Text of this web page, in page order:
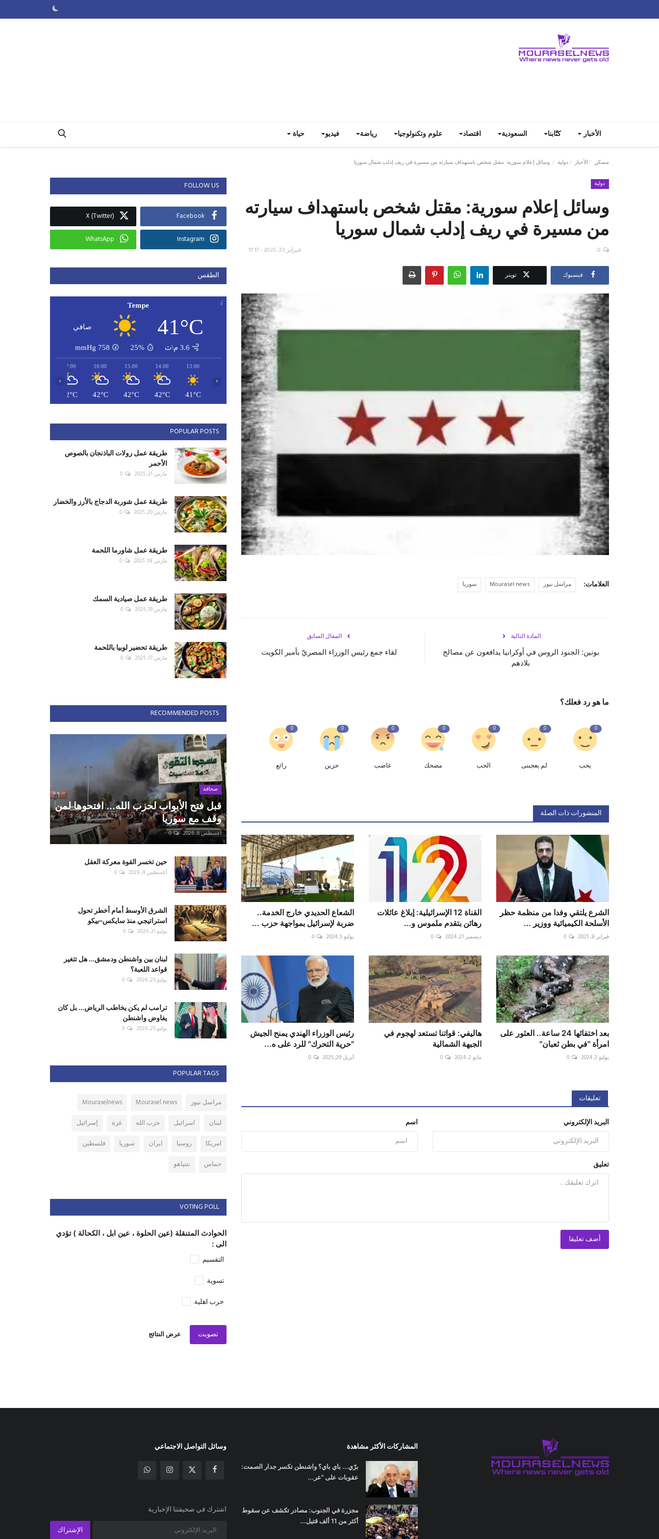
الأخبار كتّابنا السعودية اقتصاد علوم وتكنولوجيا رياضة فيديو حياة
مسكن الأخبار دولية وسائل إعلام سورية: مقتل شخص باستهداف سيارته من مسيرة في ريف ‎إدلب شمال ‎سوريا
دولية
وسائل إعلام سورية: مقتل شخص باستهداف سيارته
من مسيرة في ريف ‎إدلب شمال ‎سوريا
فبراير 23, 2025 - 17:17 0
فيسبوك تويتر
العلامات: مراسل نيوز Mourasel news سوريا
المقال السابق
لقاء جمع رئيس الوزراء المصريّ بأمير الكويت
المادة التالية
بوتين: الجنود الروس في أوكرانيا يدافعون عن مصالح
بلادهم
ما هو رد فعلك؟
0
يحب
0
لم يعجبنى
0
الحب
0
مضحك
0
غاضب
0
حزين
0
رائع
المنشورات ذات الصلة
الشرع يلتقي وفدا من منظمة حظر
الأسلحة الكيميائية ووزير ...
فبراير 8, 2025 0
القناة 12 الإسرائيلية: إبلاغ عائلات
رهائن بتقدم ملموس و...
ديسمبر 21, 2024 0
الشعاع الحديدي خارج الخدمة..
ضربة لإسرائيل بمواجهة حزب ...
يوليو 5, 2024 0
بعد اختفائها 24 ساعة.. العثور على
امرأة "في بطن ثعبان"
يوليو 3, 2024 0
هاليفي: قواتنا تستعد لهجوم في
الجبهة الشمالية
مايو 2, 2024 0
رئيس الوزراء الهندي يمنح الجيش
"حرية التحرك" للرد على ه...
أبريل 29, 2025 0
تعليقات
اسم البريد الإلكتروني
تعليق
أضف تعليقا
FOLLOW US
Facebook
X (Twitter)
Instagram
WhatsApp
الطقس
Tempe
41°C صافي
3.6 م\ث 25%
758
mmHg
13:00
41°C
14:00
42°C
15:00
42°C
16:00
42°C
17:00
42°C
‹ ›
POPULAR POSTS
طريقة عمل رولات الباذنجان بالصوص
الأحمر
مارس 21, 2025 0
طريقة عمل شوربة الدجاج بالأرز والخضار
مارس 20, 2025 0
طريقة عمل شاورما اللحمة
مارس 18, 2025 0
طريقة عمل صيادية السمك
مارس 19, 2025 0
طريقة تحضير لوبيا باللحمة
مارس 17, 2025 0
RECOMMENDED POSTS
صحافة
قبل فتح الأبواب لحزب الله... افتحوها لمن
وقف مع سوريا
أغسطس 6, 2026 0
حين تخسر القوة معركة العقل
أغسطس 4, 2026 0
الشرق الأوسط أمام أخطر تحول
استراتيجي منذ سايكس–بيكو
يوليو 31, 2026 0
لبنان بين واشنطن ودمشق... هل تتغير
قواعد اللعبة؟
يوليو 25, 2026 0
ترامب لم يكن يخاطب الرياض... بل كان
يفاوض واشنطن
يوليو 25, 2026 0
POPULAR TAGS
مراسل نيوز Mourasel news
Mouraselnews
لبنان
اسرائيل حزب الله غزة
إسرائيل
امريكا
روسيا ايران سوريا
فلسطين
حماس
نتنياهو
VOTING POLL
الحوادث المتنقلة (عين الحلوة ، عين ابل ، الكحالة ) تؤدي
الى :
التقسيم
تسوية
حرب اهلية
تصويت عرض النتائج
المشاركات الأكثر مشاهدة
برّي... باي باي؟ واشنطن تكسر جدار الصمت:
عقوبات على "عر...
مجزرة في الجنوب: مصادر تكشف عن سقوط
أكثر من 11 ألف قتيل...
وسائل التواصل الاجتماعي
اشترك في صحيفتنا الإخبارية
الإشتراك